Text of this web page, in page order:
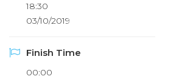
18:30
03/10/2019
Finish Time
00:00